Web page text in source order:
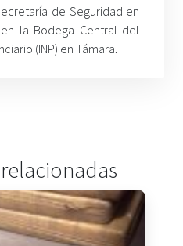
de Seguridad en
la Bodega Central del
(INP) en Támara.